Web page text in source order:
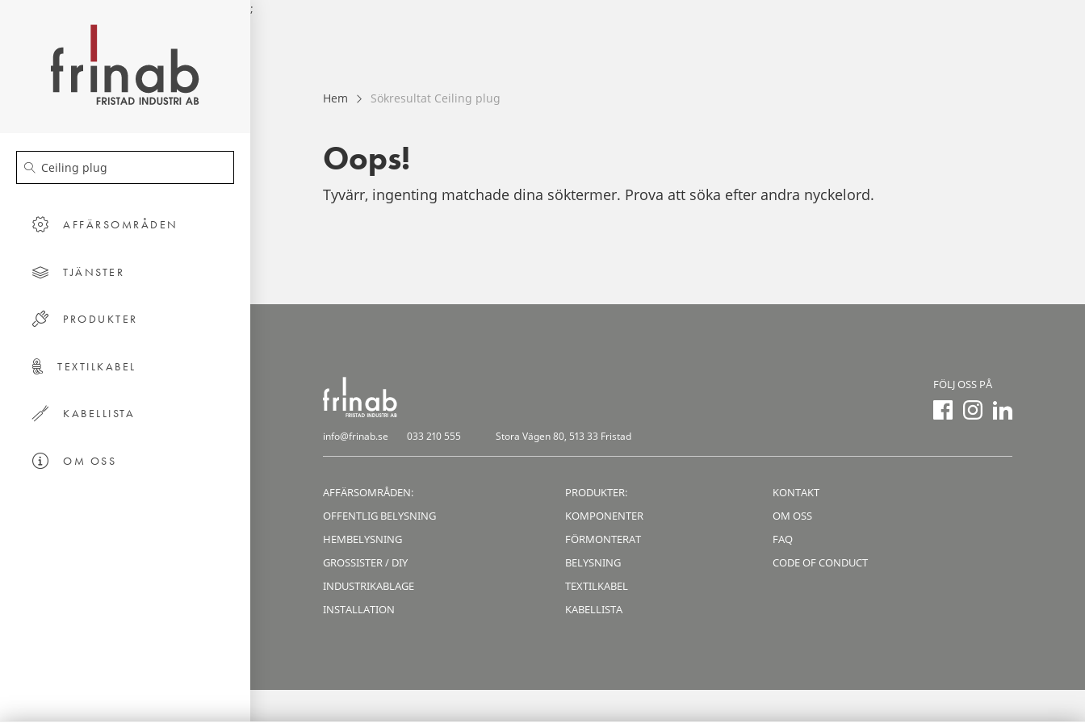
;
AFFÄRSOMRÅDEN
TJÄNSTER
PRODUKTER
TEXTILKABEL
KABELLISTA
OM OSS
Hem Sökresultat Ceiling plug
Oops!
Tyvärr, ingenting matchade dina söktermer. Prova att söka efter andra nyckelord.
info@frinab.se 033 210 555 Stora Vägen 80, 513 33 Fristad
FÖLJ OSS PÅ
AFFÄRSOMRÅDEN:
OFFENTLIG BELYSNING
HEMBELYSNING
GROSSISTER / DIY
INDUSTRIKABLAGE
INSTALLATION
PRODUKTER:
KOMPONENTER
FÖRMONTERAT
BELYSNING
TEXTILKABEL
KABELLISTA
KONTAKT
OM OSS
FAQ
CODE OF CONDUCT